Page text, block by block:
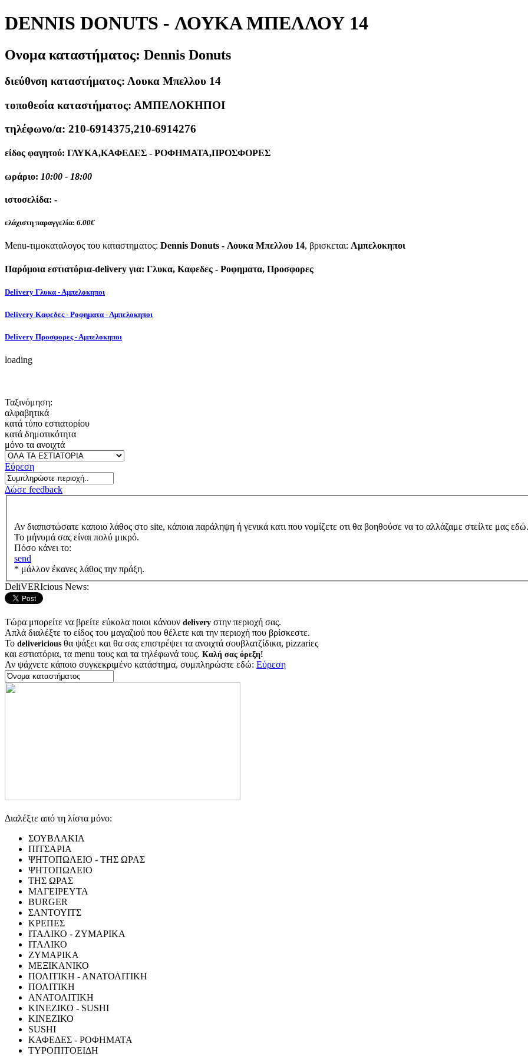
DENNIS DONUTS - ΛΟΥΚΑ ΜΠΕΛΛΟΥ 14
Ονομα καταστήματος: Dennis Donuts
διεύθνση καταστήματος: Λουκα Μπελλου 14
τοποθεσία καταστήματος: ΑΜΠΕΛΟΚΗΠΟΙ
τηλέφωνο/α: 210-6914375,210-6914276
είδος φαγητού: ΓΛΥΚΑ,ΚΑΦΕΔΕΣ - ΡΟΦΗΜΑΤΑ,ΠΡΟΣΦΟΡΕΣ
ωράριο: 10:00 - 18:00
ιστοσελίδα: -
ελάχιστη παραγγελία: 6.00€
Menu-τιμοκαταλογος του καταστηματος: Dennis Donuts - Λουκα Μπελλου 14, βρισκεται: Αμπελοκηποι
Παρόμοια εστιατόρια-delivery για: Γλυκα, Καφεδες - Ροφηματα, Προσφορες
Delivery Γλυκα - Αμπελοκηποι
Delivery Καφεδες - Ροφηματα - Αμπελοκηποι
Delivery Προσφορες - Αμπελοκηποι
loading
Ταξινόμηση:
αλφαβητικά
κατά τύπο εστιατορίου
κατά δημοτικότητα
μόνο τα ανοιχτά
Εύρεση
Δώσε feedback
Αν διαπιστώσατε καποιο λάθος στο site, κάποια παράληψη ή γενικά κατι που νομίζετε οτι θα βοηθούσε να το αλλάζαμε στείλτε μας
Το μήνυμά σας είναι πολύ μικρό.
Πόσο κάνει το:
send
* μάλλον έκανες λάθος την πράξη.
DeliVERIcious News:
Τώρα μπορείτε να βρείτε εύκολα ποιοι κάνουν delivery στην περιοχή σας.
Απλά διαλέξτε το είδος του μαγαζιού που θέλετε και την περιοχή που βρίσκεστε.
Το delivericious θα ψάξει και θα σας επιστρέψει τα ανοιχτά σουβλατζίδικα, pizzariες
και εστιατόρια, τα menu τους και τα τηλέφωνά τους. Καλή σας όρεξη!
Αν ψάχνετε κάποιο συγκεκριμένο κατάστημα, συμπληρώστε εδώ: Εύρεση
Διαλέξτε από τη λίστα μόνο:
ΣΟΥΒΛΑΚΙΑ
ΠΙΤΣΑΡΙΑ
ΨΗΤΟΠΩΛΕΙΟ - ΤΗΣ ΩΡΑΣ
ΨΗΤΟΠΩΛΕΙΟ
ΤΗΣ ΩΡΑΣ
ΜΑΓΕΙΡΕΥΤΑ
BURGER
ΣΑΝΤΟΥΙΤΣ
ΚΡΕΠΕΣ
ΙΤΑΛΙΚΟ - ΖΥΜΑΡΙΚΑ
ΙΤΑΛΙΚΟ
ΖΥΜΑΡΙΚΑ
ΜΕΞΙΚΑΝΙΚΟ
ΠΟΛΙΤΙΚΗ - ΑΝΑΤΟΛΙΤΙΚΗ
ΠΟΛΙΤΙΚΗ
ΑΝΑΤΟΛΙΤΙΚΗ
ΚΙΝΕΖΙΚΟ - SUSHI
ΚΙΝΕΖΙΚΟ
SUSHI
ΚΑΦΕΔΕΣ - ΡΟΦΗΜΑΤΑ
ΤΥΡΟΠΙΤΟΕΙΔΗ